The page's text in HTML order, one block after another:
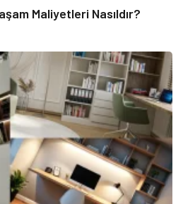
Maliyetleri Nasıldır?